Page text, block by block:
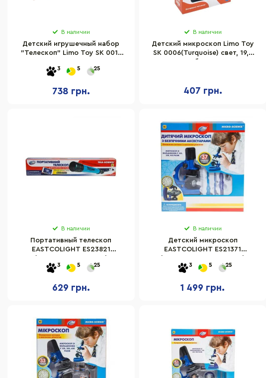
В наличии
Детский игрушечный набор
"Телескоп" Limo Toy SK 0011
3 5 25
738 грн.
В наличии
Детский микроскоп Limo Toy
SK 0006(Turquoise) свет, 19,5
407 грн.
В наличии
Портативный телескоп
EASTCOLIGHT ES23821
3 5 25
629 грн.
В наличии
Детский микроскоп
EASTCOLIGHT ES21371
3 5 25
1 499 грн.